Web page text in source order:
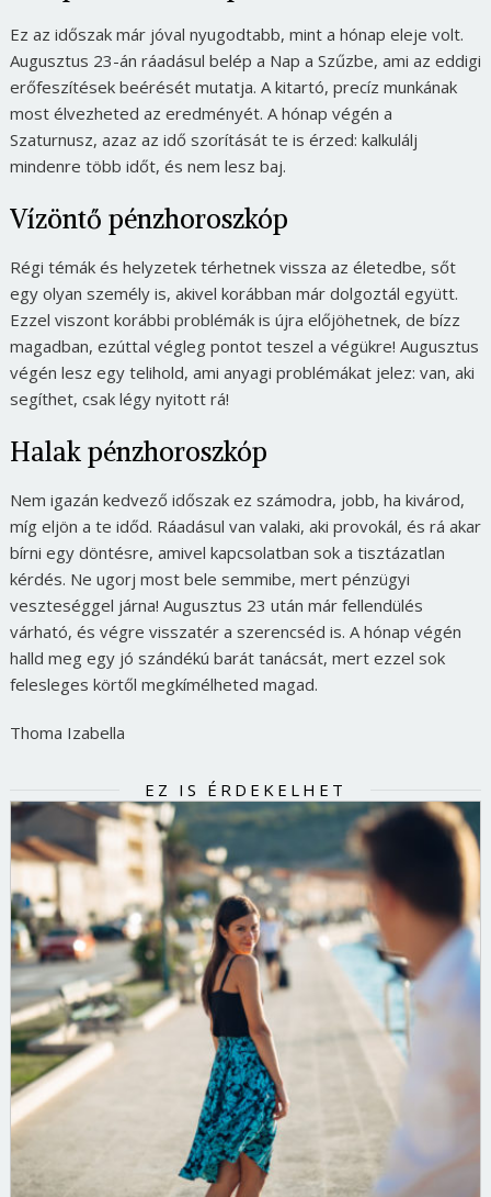
Ez az időszak már jóval nyugodtabb, mint a hónap eleje volt.
Augusztus 23-án ráadásul belép a Nap a Szűzbe, ami az eddigi
erőfeszítések beérését mutatja. A kitartó, precíz munkának
most élvezheted az eredményét. A hónap végén a
Szaturnusz, azaz az idő szorítását te is érzed: kalkulálj
mindenre több időt, és nem lesz baj.
Vízöntő pénzhoroszkóp
Régi témák és helyzetek térhetnek vissza az életedbe, sőt
egy olyan személy is, akivel korábban már dolgoztál együtt.
Ezzel viszont korábbi problémák is újra előjöhetnek, de bízz
magadban, ezúttal végleg pontot teszel a végükre! Augusztus
végén lesz egy telihold, ami anyagi problémákat jelez: van, aki
segíthet, csak légy nyitott rá!
Halak pénzhoroszkóp
Nem igazán kedvező időszak ez számodra, jobb, ha kivárod,
míg eljön a te időd. Ráadásul van valaki, aki provokál, és rá akar
bírni egy döntésre, amivel kapcsolatban sok a tisztázatlan
kérdés. Ne ugorj most bele semmibe, mert pénzügyi
veszteséggel járna! Augusztus 23 után már fellendülés
várható, és végre visszatér a szerencséd is. A hónap végén
halld meg egy jó szándékú barát tanácsát, mert ezzel sok
felesleges körtől megkímélheted magad.
Thoma Izabella
EZ IS ÉRDEKELHET